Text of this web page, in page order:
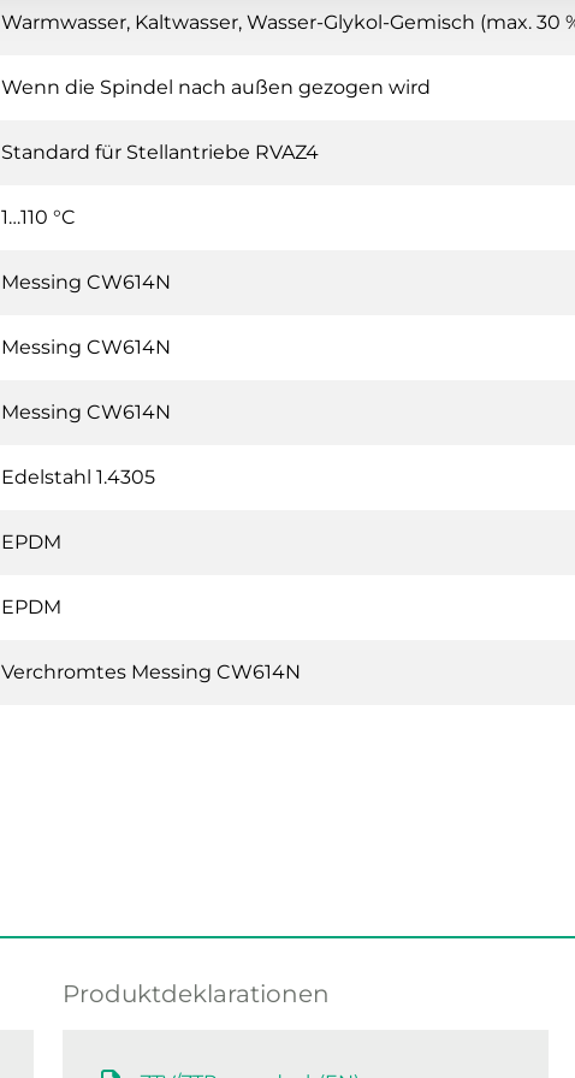
Warmwasser, Kaltwasser, Wasser-Glykol-Gemisch (max. 30
Wenn die Spindel nach außen gezogen wird
Standard für Stellantriebe RVAZ4
1…110 °C
Messing CW614N
Messing CW614N
Messing CW614N
Edelstahl 1.4305
EPDM
EPDM
Verchromtes Messing CW614N
Produktdeklarationen